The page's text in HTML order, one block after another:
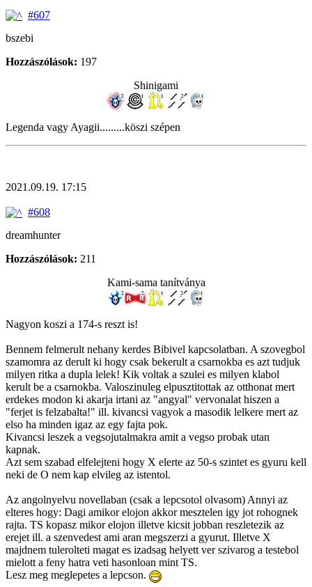
#607
bszebi
Hozzászólások: 197
Shinigami
Legenda vagy Ayagii.........köszi szépen
2021.09.19. 17:15
#608
dreamhunter
Hozzászólások: 211
Kami-sama tanítványa
Nagyon koszi a 174-s reszt is!
Bennem felmerult nehany kerdes Bibivel kapcsolatban. A szovegbol
szamomra az derult ki hogy csak bekerult a csarnokba es azt tudjuk
milyen ritka a dupla lelek! Kik voltak a szulei es milyen klabol
kerult be a csarnokba. Valoszinuleg elpusztitottak az otthonat mert
erdekes modon ki akarja irtani az "angyal" vervonalat hiszen a
"ferjet is felzabalta!" ill. kivancsi vagyok a masodik lelkere mert az
elso ha minden igaz az egy fajta pok.
Kivancsi leszek a vegsojutalmakra amit a vegso probak utan
kapnak.
Azt sem szabad elfelejteni hogy X elerte az 50-s szintet es gyuru kell
neki de O nem kap elvileg az istentol.
Az angolnyelvu novellaban (csak a lepcsotol olvasom) Annyi az
elteres hogy: Dagi amikor elojon akkor mesztelen igy jot rohognek
rajta. TS kopasz mikor elojon illetve kicsit jobban reszletezik az
erejet ill. a szenvedest ami aran megszerzi a gyurut. Illetve X
majdnem tulerolteti magat es izadsag helyett ver szivarog a testebol
mielott a feny hatra veti hasonloan mint TS.
Lesz meg meglepetes a lepcson.